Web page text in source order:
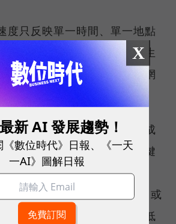
度只反映單一時間、單一地點
項指標更重視使用者在真實生
因此也是最能反映電信業者網
獎項。
量的是使用者是否能順利完成
此，考驗的是網路服務在關鍵
。例如，搶購熱門演唱會門
、超商結帳掃描 QR Code，或
，都需要網路能即時回應、低
X
新 AI 發展趨勢！
《數位時代》日報、《一天
一AI》圖解日報